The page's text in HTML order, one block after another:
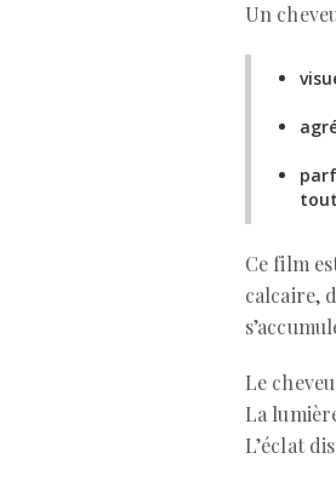
Un
Ce film
calcaire,
Le
La
L’éclat